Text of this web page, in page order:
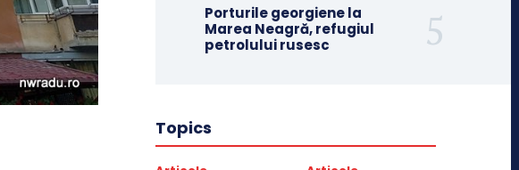
Porturile georgiene la
Marea Neagră, refugiul
petrolului rusesc
Topics